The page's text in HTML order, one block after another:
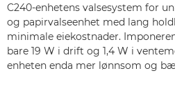
C240-enhetens valsesystem for
og papirvalseenhet med lang
minimale eiekostnader.
bare 19 W i drift og 1,4 W i
enheten enda mer lønnsom og